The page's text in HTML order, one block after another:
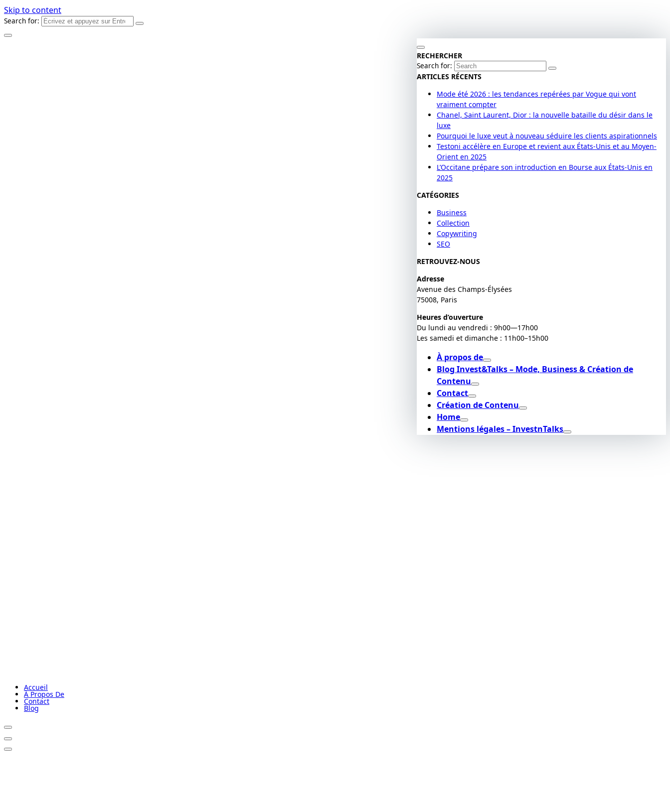
Skip to content
Search for:
RECHERCHER
Search for:
ARTICLES RÉCENTS
Mode été 2026 : les tendances repérées par Vogue qui vont
vraiment compter
Chanel, Saint Laurent, Dior : la nouvelle bataille du désir dans le
luxe
Pourquoi le luxe veut à nouveau séduire les clients aspirationnels
Testoni accélère en Europe et revient aux États-Unis et au Moyen-
Orient en 2025
L’Occitane prépare son introduction en Bourse aux États-Unis en
2025
CATÉGORIES
Business
Collection
Copywriting
SEO
RETROUVEZ-NOUS
Adresse
Avenue des Champs-Élysées
75008, Paris
Heures d’ouverture
Du lundi au vendredi : 9h00—17h00
Les samedi et dimanche : 11h00–15h00
À propos de
Blog Invest&Talks – Mode, Business & Création de
Contenu
Contact
Création de Contenu
Home
Mentions légales – InvestnTalks
Accueil
À Propos De
Contact
Blog